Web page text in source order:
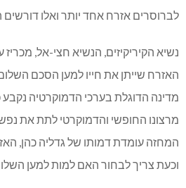
לברוסרים אזרח אחד יותר ואלו
נשיא הקיריקיזים, הנשיא חצי-אל,
האזרח שייתן את חייו למען הסכם השלום.
מדינה הדוגלת בערכי הדמוקרטיה
מרצונו החופשי והדמוקרטי לתת את
המחזה עומדת דמותו של גדליה כהן,
וכעת צריך לבחור האם למות למען